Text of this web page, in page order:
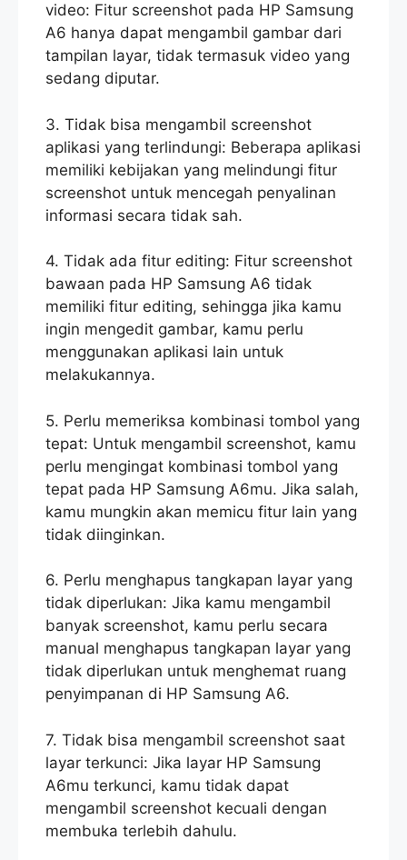
video: Fitur screenshot pada HP Samsung
A6 hanya dapat mengambil gambar dari
tampilan layar, tidak termasuk video yang
sedang diputar.
3. Tidak bisa mengambil screenshot
aplikasi yang terlindungi: Beberapa aplikasi
memiliki kebijakan yang melindungi fitur
screenshot untuk mencegah penyalinan
informasi secara tidak sah.
4. Tidak ada fitur editing: Fitur screenshot
bawaan pada HP Samsung A6 tidak
memiliki fitur editing, sehingga jika kamu
ingin mengedit gambar, kamu perlu
menggunakan aplikasi lain untuk
melakukannya.
5. Perlu memeriksa kombinasi tombol yang
tepat: Untuk mengambil screenshot, kamu
perlu mengingat kombinasi tombol yang
tepat pada HP Samsung A6mu. Jika salah,
kamu mungkin akan memicu fitur lain yang
tidak diinginkan.
6. Perlu menghapus tangkapan layar yang
tidak diperlukan: Jika kamu mengambil
banyak screenshot, kamu perlu secara
manual menghapus tangkapan layar yang
tidak diperlukan untuk menghemat ruang
penyimpanan di HP Samsung A6.
7. Tidak bisa mengambil screenshot saat
layar terkunci: Jika layar HP Samsung
A6mu terkunci, kamu tidak dapat
mengambil screenshot kecuali dengan
membuka terlebih dahulu.